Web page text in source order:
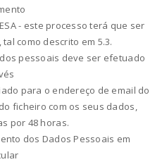
- este processo terá que ser
como descrito em 5.3.
pessoais deve ser efetuado
para o endereço de email do
ficheiro com os seus dados,
por 48 horas.
dos Dados Pessoais em